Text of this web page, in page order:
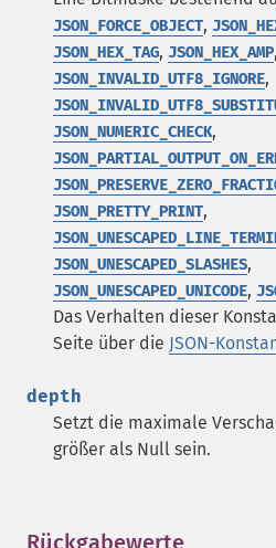
JSON_FORCE_OBJECT,
JSON_HEX_TAG, JSON_HEX_AMP,
JSON_INVALID_UTF8_IGNORE,
JSON_NUMERIC_CHECK,
JSON_PRETTY_PRINT,
JSON_UNESCAPED_SLASHES,
JSON_UNESCAPED_UNICODE,
Das Verhalten dieser
Seite über die JSON-
depth
Setzt die maximale
größer als Null sein.
Rückgabewerte